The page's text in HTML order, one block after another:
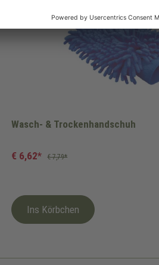
Wasch- & Trockenhandschuh
€ 6,62* € 7,79*
Ins Körbchen